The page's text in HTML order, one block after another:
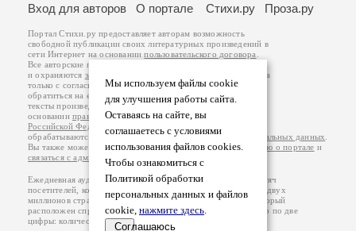
Мы используем файлы cookie
для улучшения работы сайта.
Оставаясь на сайте, вы
соглашаетесь с условиями
использования файлов cookies.
Чтобы ознакомиться с
Политикой обработки
персональных данных и файлов
cookie, нажмите здесь.
Соглашаюсь
Вход для авторов
О портале Стихи.ру Проза.ру
Портал Стихи.ру предоставляет авторам возможность
свободной публикации своих литературных произведений в
сети Интернет на основаниипользовательского договора
Все авторские права на произведения принадлежат авторам
и охраняются законом
. Перепечатка произведений возможна
только с согласия его автора, к которому вы можете
обратиться на его авторской странице. Ответственность за
тексты произведений авторы несут самостоятельно на
основанииправил публикацииизаконодательства
Российской Федерации
обрабатываются на основанииПолитики обработки персональных данных
Вы также можете посмотреть более подробнуюинформацию о портале и
связаться с администрацией
Ежедневная аудитория портала Стихи.ру – порядка 200 тысяч
посетителей, которые в общей сумме просматривают более двух
миллионов страниц по данным счетчика посещаемости, который
расположен справа от этого текста. В каждой графе указано по две
цифры: количество просмотров и количество посетителей.